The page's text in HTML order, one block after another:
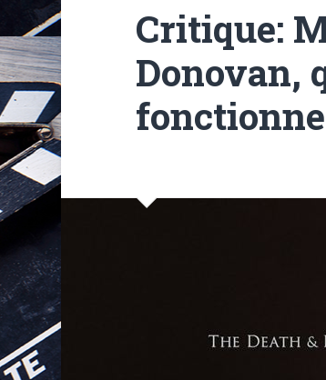
Critique:
Donovan,